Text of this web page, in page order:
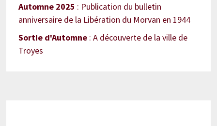
Automne 2025 : Publication du bulletin
anniversaire de la Libération du Morvan en 1944
Sortie d'Automne : A découverte de la ville de
Troyes